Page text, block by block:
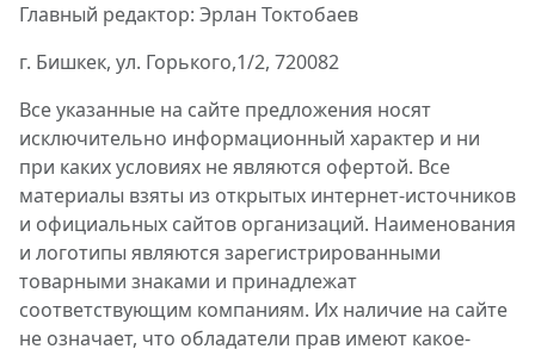
Главный редактор: Эрлан Токтобаев
г. Бишкек, ул. Горького,1/2, 720082
Все указанные на сайте предложения носят
исключительно информационный характер и ни
при каких условиях не являются офертой. Все
материалы взяты из открытых интернет-источников
и официальных сайтов организаций. Наименования
и логотипы являются зарегистрированными
товарными знаками и принадлежат
соответствующим компаниям. Их наличие на сайте
не означает, что обладатели прав имеют какое-